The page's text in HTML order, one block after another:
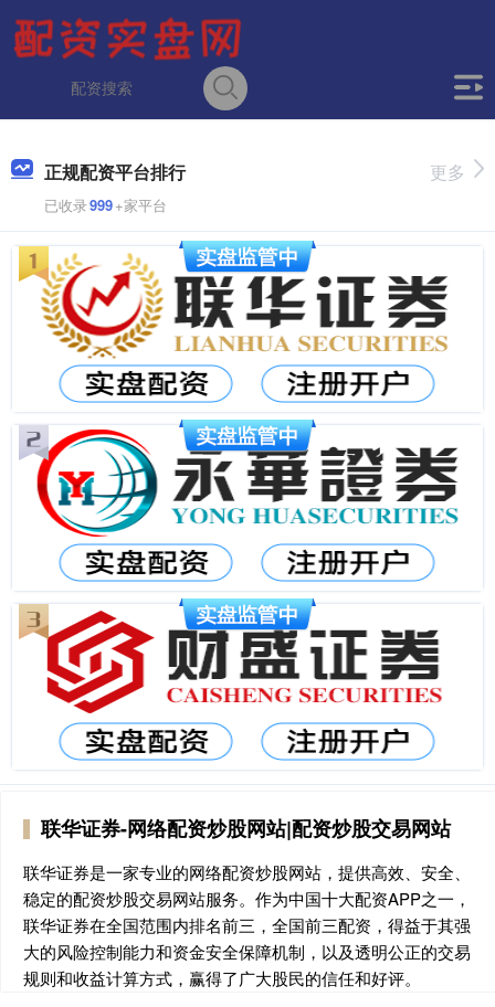
正规配资平台排行
已收录999+家平台
更多
联华证券-网络配资炒股网站|配资炒股交易网站
联华证券是一家专业的网络配资炒股网站，提供高效、安全、
稳定的配资炒股交易网站服务。作为中国十大配资APP之一，
联华证券在全国范围内排名前三，全国前三配资，得益于其强
大的风险控制能力和资金安全保障机制，以及透明公正的交易
规则和收益计算方式，赢得了广大股民的信任和好评。